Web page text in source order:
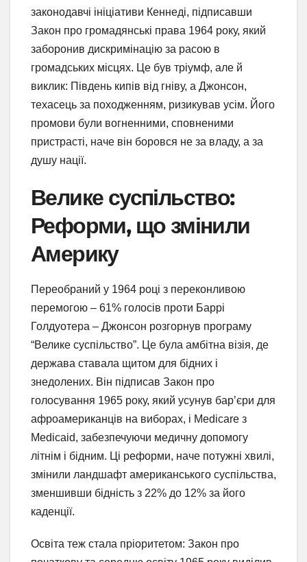
законодавчі ініціативи Кеннеді, підписавши
Закон про громадянські права 1964 року, який
заборонив дискримінацію за расою в
громадських місцях. Це був тріумф, але й
виклик: Південь кипів від гніву, а Джонсон,
техасець за походженням, ризикував усім. Його
промови були вогненними, сповненими
пристрасті, наче він боровся не за владу, а за
душу нації.
Велике суспільство:
Реформи, що змінили
Америку
Переобраний у 1964 році з переконливою
перемогою – 61% голосів проти Баррі
Голдуотера – Джонсон розгорнув програму
“Велике суспільство”. Це була амбітна візія, де
держава ставала щитом для бідних і
знедолених. Він підписав Закон про
голосування 1965 року, який усунув бар’єри для
афроамериканців на виборах, і Medicare з
Medicaid, забезпечуючи медичну допомогу
літнім і бідним. Ці реформи, наче потужні хвилі,
змінили ландшафт американського суспільства,
зменшивши бідність з 22% до 12% за його
каденції.
Освіта теж стала пріоритетом: Закон про